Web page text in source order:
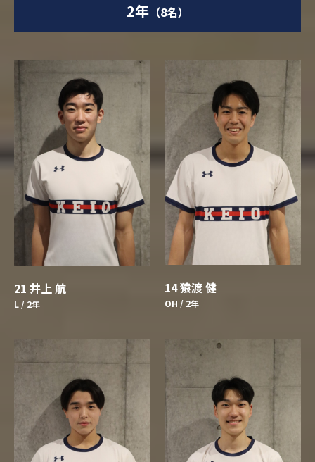
2年（8名）
21 井上 航
L / 2年
14 猿渡 健
OH / 2年